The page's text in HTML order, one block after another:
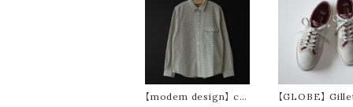
【modem design】 ch
【GLOBE】